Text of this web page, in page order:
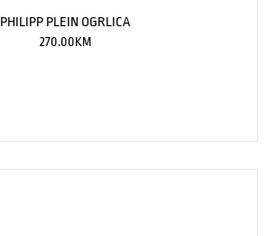
PHILIPP PLEIN OGRLICA
270.00KM